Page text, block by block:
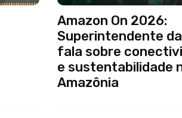
Amazon On 2026:
Superintendente da
fala sobre
e sustentabilidade
Amazônia